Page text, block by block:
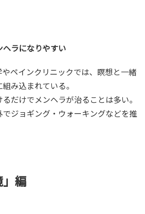
ヘラになりやすい
ペインクリニックでは、瞑想と一緒
み込まれている。
だけでメンヘラが治ることは多い。
でジョギング・ウォーキングなどを推
」編